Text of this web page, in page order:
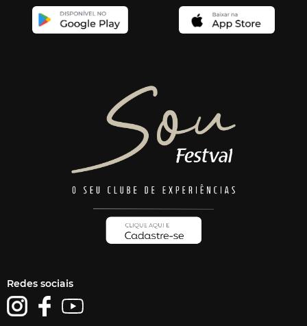
Redes sociais